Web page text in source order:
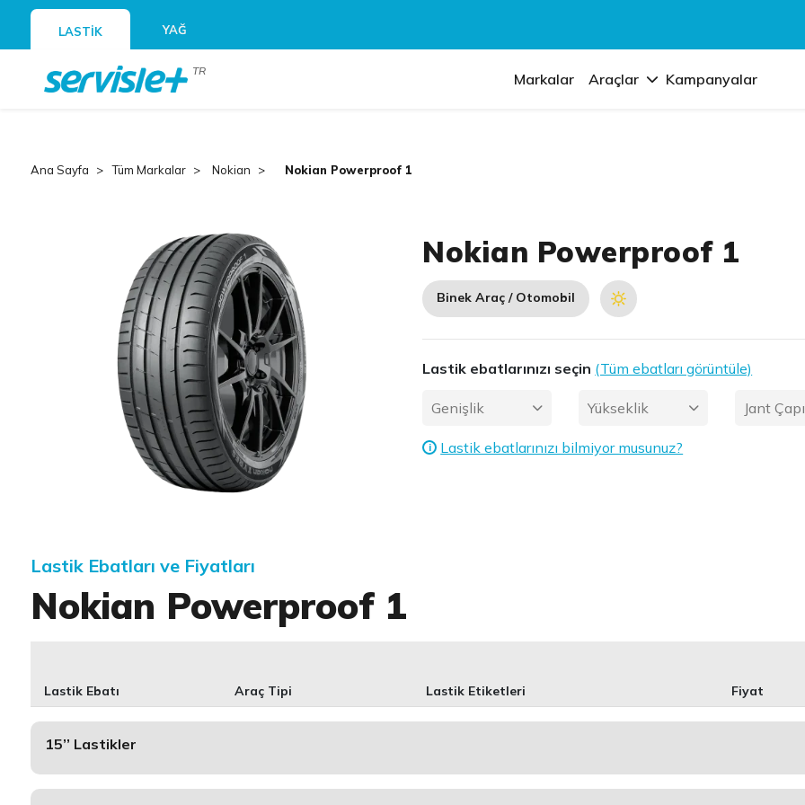
LASTİK YAĞ
TR Markalar Araçlar Kampanyalar
Ana Sayfa Tüm Markalar Nokian Nokian Powerproof 1
Nokian Powerproof 1
Binek Araç / Otomobil
Lastik ebatlarınızı seçin (Tüm ebatları görüntüle)
Genişlik Yükseklik Jant Çapı
i Lastik ebatlarınızı bilmiyor musunuz?
Lastik Ebatları ve Fiyatları
Nokian Powerproof 1
Lastik Ebatı Araç Tipi Lastik Etiketleri Fiyat
15’’ Lastikler